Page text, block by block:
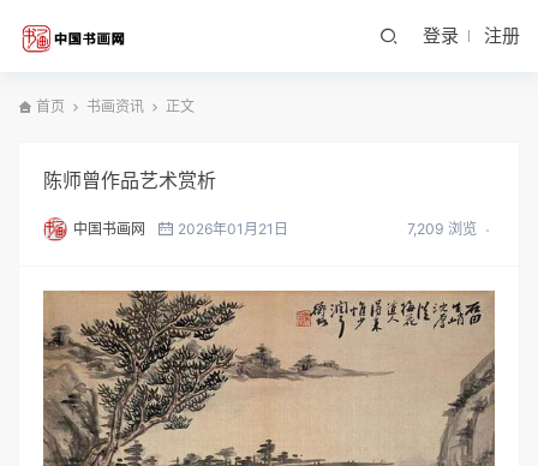
登录 注册
首页 书画资讯 正文
陈师曾作品艺术赏析
中国书画网 2026年01月21日 7,209 浏览